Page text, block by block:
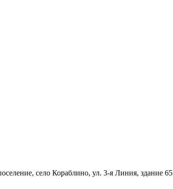
село Кораблино, ул. 3-я Линия, здание 65